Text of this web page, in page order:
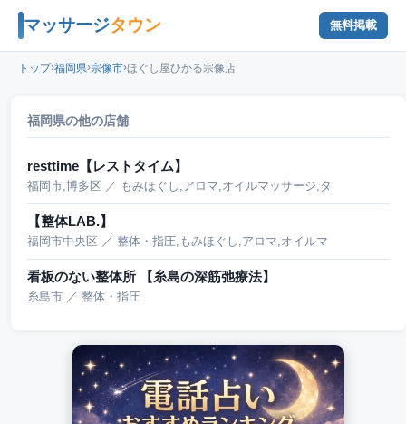
マッサージタウン 無料掲載
トップ›福岡県›宗像市›ほぐし屋ひかる宗像店
福岡県の他の店舗
resttime【レストタイム】
福岡市,博多区 ／ もみほぐし,アロマ,オイルマッサージ,タ
【整体LAB.】
福岡市中央区 ／ 整体・指圧,もみほぐし,アロマ,オイルマ
看板のない整体所 【糸島の深筋弛療法】
糸島市 ／ 整体・指圧